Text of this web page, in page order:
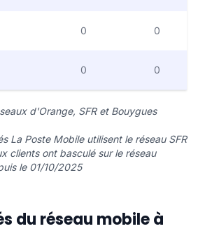
0 0
0 0
d'Orange, SFR et Bouygues
La Poste Mobile utilisent le réseau SFR
clients ont basculé sur le réseau
le 01/10/2025
du réseau mobile à